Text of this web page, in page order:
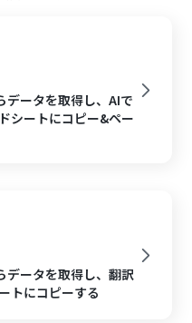
ータを取得し、AIで
シートにコピー&ペー
ータを取得し、翻訳
トにコピーする